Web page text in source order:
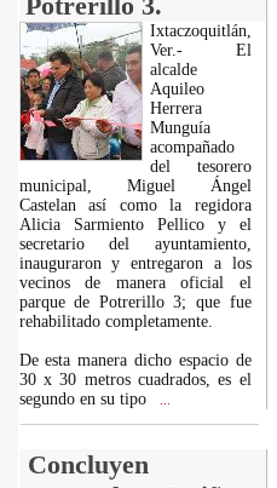
Ixtaczoquitlán,
Ver.- El
alcalde
Aquileo
Herrera
Munguía
acompañado
del tesorero
municipal, Miguel Ángel
Castelan así como la regidora
Alicia Sarmiento Pellico y el
secretario del ayuntamiento,
inauguraron y entregaron a los
vecinos de manera oficial el
parque de Potrerillo 3; que fue
rehabilitado completamente.
De esta manera dicho espacio de
30 x 30 metros cuadrados, es el
segundo en su tipo
Concluyen